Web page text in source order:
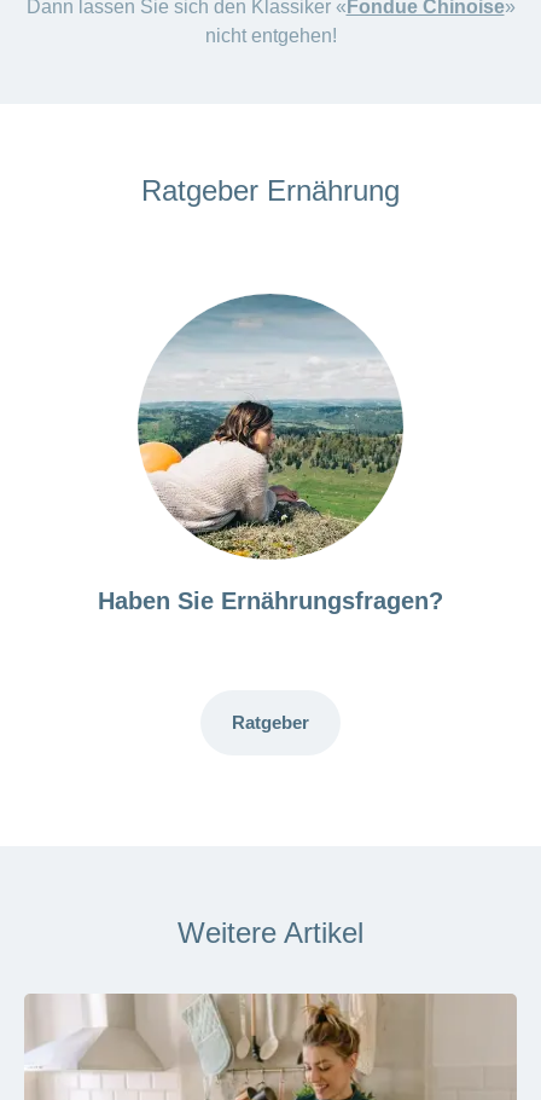
Dann lassen Sie sich den Klassiker « Fondue Chinoise»
nicht entgehen!
Ratgeber Ernährung
Haben Sie Ernährungsfragen?
Ratgeber
Weitere Artikel